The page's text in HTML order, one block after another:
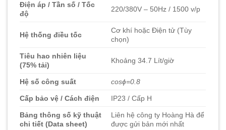
Điện áp / Tần số / Tốc
độ
220/380V – 50Hz / 1500 v/p
Hệ thống điều tốc
Cơ khí hoặc Điện tử (Tùy
chọn)
Tiêu hao nhiên liệu
(75% tải)
Khoảng 34.7 Lít/giờ
Hệ số công suất cosϕ=0.8
Cấp bảo vệ / Cách điện IP23 / Cấp H
Bảng thông số kỹ thuật
chi tiết (Data sheet)
Liên hệ công ty Hoàng Hà để
được gửi bản mới nhất